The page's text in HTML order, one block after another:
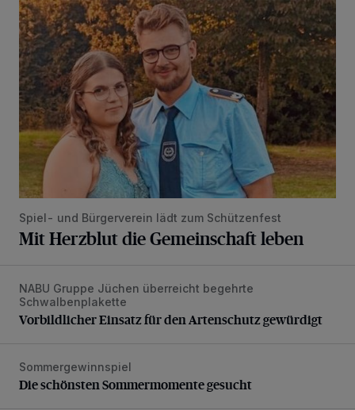
Mit Herzblut die Gemeinschaft leben
Spiel- und Bürgerverein lädt zum Schützenfest
Mit Herzblut die Gemeinschaft leben
Vorbildlicher Einsatz für den Artenschutz gewürdigt
NABU Gruppe Jüchen überreicht begehrte
Schwalbenplakette
Vorbildlicher Einsatz für den Artenschutz gewürdigt
Die schönsten Sommermomente gesucht
Sommergewinnspiel
Die schönsten Sommermomente gesucht